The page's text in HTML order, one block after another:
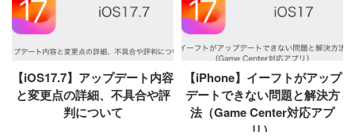
【iOS17.7】アップデート内容
と変更点の詳細、不具合や評
判について
【iPhone】イーフトがアップ
デートできない問題と解決方
法（Game Center対応アプ
リ）